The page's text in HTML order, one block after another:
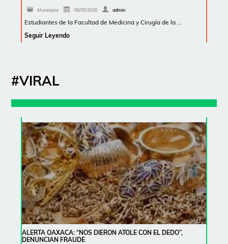
Municipios 08/05/2026 admin
Estudiantes de la Facultad de Medicina y Cirugía de la …
Seguir Leyendo
#VIRAL
ALERTA OAXACA: “NOS DIERON ATOLE CON EL DEDO”,
DENUNCIAN FRAUDE